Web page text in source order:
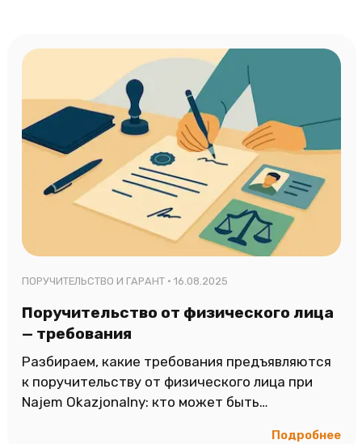
ПОРУЧИТЕЛЬСТВО И ГАРАНТ · 16.08.2025
Поручительство от физического лица
— требования
Разбираем, какие требования предъявляются
к поручительству от физического лица при
Najem Okazjonalny: кто может быть
Подробнее